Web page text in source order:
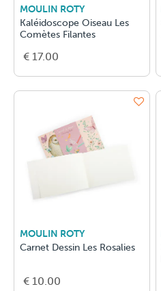
MOULIN ROTY
Kaléidoscope Oiseau Les
Comètes Filantes
€ 17.00
MOULIN ROTY
Carnet Dessin Les Rosalies
€ 10.00